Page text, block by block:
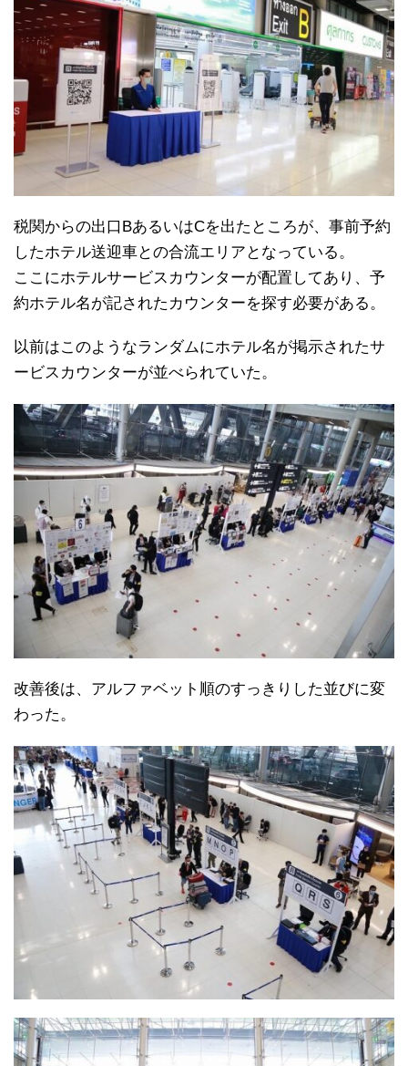
税関からの出口BあるいはCを出たところが、事前予約
したホテル送迎車との合流エリアとなっている。
ここにホテルサービスカウンターが配置してあり、予
約ホテル名が記されたカウンターを探す必要がある。
以前はこのようなランダムにホテル名が掲示されたサ
ービスカウンターが並べられていた。
改善後は、アルファベット順のすっきりした並びに変
わった。